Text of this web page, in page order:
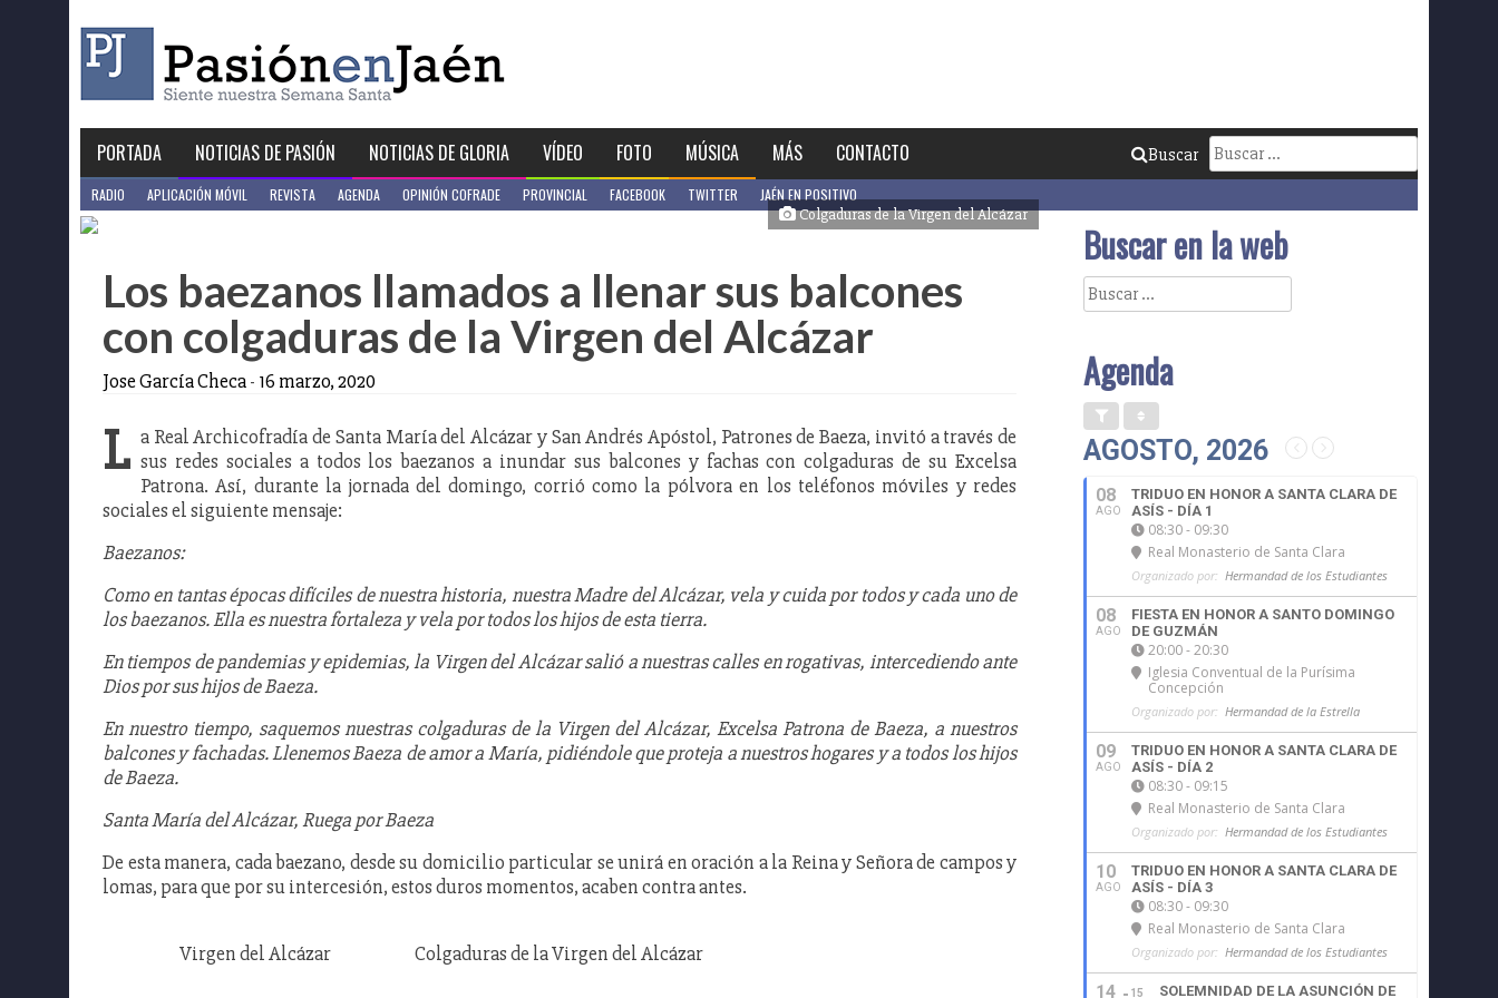
PORTADA NOTICIAS DE PASIÓN NOTICIAS DE GLORIA VÍDEO FOTO MÚSICA MÁS CONTACTO
RADIO APLICACIÓN MÓVIL REVISTA AGENDA OPINIÓN COFRADE PROVINCIAL FACEBOOK TWITTER JAÉN EN POSITIVO
Buscar:
Buscar
Colgaduras de la Virgen del Alcázar
Los baezanos llamados a llenar sus balcones
con colgaduras de la Virgen del Alcázar
Jose García Checa- 16 marzo, 2020
L a Real Archicofradía de Santa María del Alcázar y San Andrés Apóstol, Patrones de Baeza, invitó a través de
sus redes sociales a todos los baezanos a inundar sus balcones y fachas con colgaduras de su Excelsa
Patrona. Así, durante la jornada del domingo, corrió como la pólvora en los teléfonos móviles y redes
sociales el siguiente mensaje:
Baezanos:
Como en tantas épocas difíciles de nuestra historia, nuestra Madre del Alcázar, vela y cuida por todos y cada uno de
los baezanos. Ella es nuestra fortaleza y vela por todos los hijos de esta tierra.
En tiempos de pandemias y epidemias, la Virgen del Alcázar salió a nuestras calles en rogativas, intercediendo ante
Dios por sus hijos de Baeza.
En nuestro tiempo, saquemos nuestras colgaduras de la Virgen del Alcázar, Excelsa Patrona de Baeza, a nuestros
balcones y fachadas. Llenemos Baeza de amor a María, pidiéndole que proteja a nuestros hogares y a todos los hijos
de Baeza.
Santa María del Alcázar, Ruega por Baeza
De esta manera, cada baezano, desde su domicilio particular se unirá en oración a la Reina y Señora de campos y
lomas, para que por su intercesión, estos duros momentos, acaben contra antes.
Virgen del Alcázar Colgaduras de la Virgen del Alcázar
Buscar en la web
Buscar:
Agenda
AGOSTO, 2026
08
AGO
TRIDUO EN HONOR A SANTA CLARA DE
ASÍS - DÍA 1
08:30 - 09:30
Real Monasterio de Santa Clara
Organizado por: Hermandad de los Estudiantes
08
AGO
FIESTA EN HONOR A SANTO DOMINGO
DE GUZMÁN
20:00 - 20:30
Iglesia Conventual de la Purísima
Concepción
Organizado por: Hermandad de la Estrella
09
AGO
TRIDUO EN HONOR A SANTA CLARA DE
ASÍS - DÍA 2
08:30 - 09:15
Real Monasterio de Santa Clara
Organizado por: Hermandad de los Estudiantes
10
AGO
TRIDUO EN HONOR A SANTA CLARA DE
ASÍS - DÍA 3
08:30 - 09:30
Real Monasterio de Santa Clara
Organizado por: Hermandad de los Estudiantes
14 15
SOLEMNIDAD DE LA ASUNCIÓN DE